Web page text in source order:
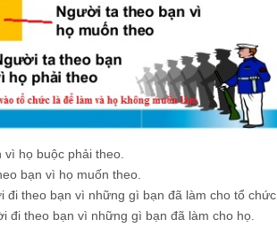
họ buộc phải theo.
bạn vì họ muốn theo.
theo bạn vì những gì bạn đã làm cho tổ chức
đi theo bạn vì những gì bạn đã làm cho họ.